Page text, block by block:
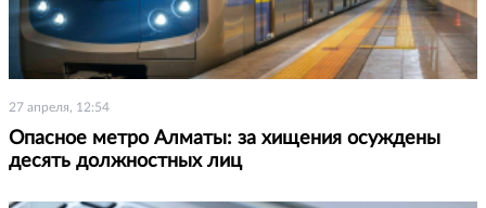
27 апреля, 12:54
Опасное метро Алматы: за хищения осуждены
десять должностных лиц